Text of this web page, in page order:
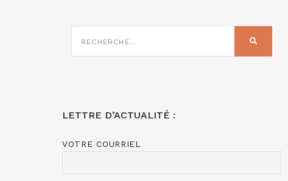
SUR
LETTRE D’ACTUALITÉ :
VOTRE COURRIEL